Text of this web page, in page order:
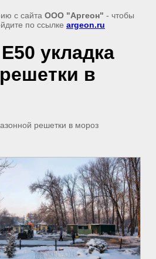
с сайта ООО "Аргеон" - чтобы
по ссылке argeon.ru
укладка
в
решетки в мороз